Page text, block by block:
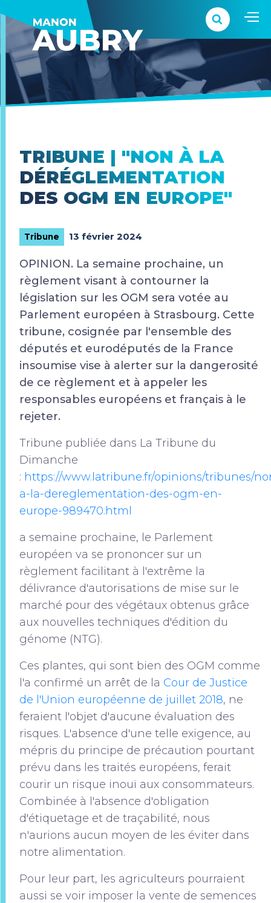
TRIBUNE | "NON À LA
DÉRÉGLEMENTATION
DES OGM EN EUROPE"
Tribune 13 février 2024
OPINION. La semaine prochaine, un
règlement visant à contourner la
législation sur les OGM sera votée au
Parlement européen à Strasbourg. Cette
tribune, cosignée par l'ensemble des
députés et eurodéputés de la France
insoumise vise à alerter sur la dangerosité
de ce règlement et à appeler les
responsables européens et français à le
rejeter.
Tribune publiée dans La Tribune du
Dimanche
: https://www.latribune.fr/opinions/tribunes/
a-la-dereglementation-des-ogm-en-
europe-989470.html
a semaine prochaine, le Parlement
européen va se prononcer sur un
règlement facilitant à l'extrême la
délivrance d'autorisations de mise sur le
marché pour des végétaux obtenus grâce
aux nouvelles techniques d'édition du
génome (NTG).
Ces plantes, qui sont bien des OGM comme
l'a confirmé un arrêt de la Cour de Justice
de l'Union européenne de juillet 2018, ne
feraient l'objet d'aucune évaluation des
risques. L'absence d'une telle exigence, au
mépris du principe de précaution pourtant
prévu dans les traités européens, ferait
courir un risque inouï aux consommateurs.
Combinée à l'absence d'obligation
d'étiquetage et de traçabilité, nous
n'aurions aucun moyen de les éviter dans
notre alimentation.
Pour leur part, les agriculteurs pourraient
aussi se voir imposer la vente de semences